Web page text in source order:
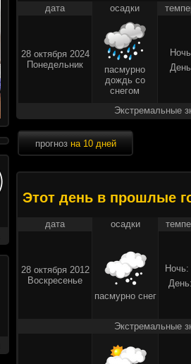
дата осадки
28 октября 2024
Понедельник
пасмурно
дождь со
снегом
Экстремальные
прогноз на 10 дней
Этот день в прошлые
дата осадки
28 октября 2012
Воскресенье
пасмурно снег
Ночь:
День:
Экстремальные